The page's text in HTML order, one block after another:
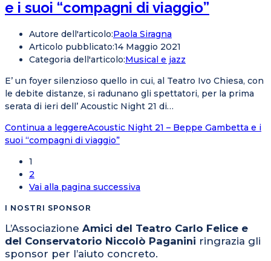
e i suoi “compagni di viaggio”
Autore dell'articolo:Paola Siragna
Articolo pubblicato:14 Maggio 2021
Categoria dell'articolo:Musical e jazz
E’ un foyer silenzioso quello in cui, al Teatro Ivo Chiesa, con
le debite distanze, si radunano gli spettatori, per la prima
serata di ieri dell’ Acoustic Night 21 di…
Continua a leggereAcoustic Night 21 – Beppe Gambetta e i
suoi “compagni di viaggio”
1
2
Vai alla pagina successiva
I NOSTRI SPONSOR
L’Associazione Amici del Teatro Carlo Felice e
del Conservatorio Niccolò Paganini ringrazia gli
sponsor per l’aiuto concreto.